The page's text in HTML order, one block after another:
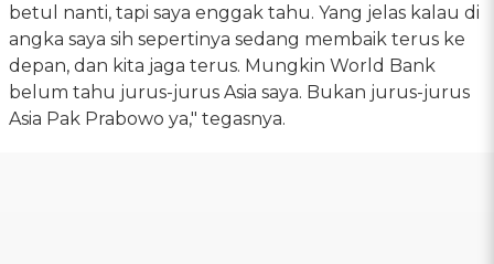
betul nanti, tapi saya enggak tahu. Yang jelas kalau di
angka saya sih sepertinya sedang membaik terus ke
depan, dan kita jaga terus. Mungkin World Bank
belum tahu jurus-jurus Asia saya. Bukan jurus-jurus
Asia Pak Prabowo ya," tegasnya.